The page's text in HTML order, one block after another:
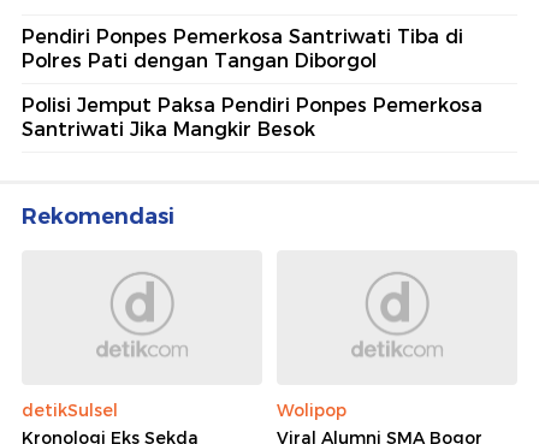
Pendiri Ponpes Pemerkosa Santriwati Tiba di
Polres Pati dengan Tangan Diborgol
Polisi Jemput Paksa Pendiri Ponpes Pemerkosa
Santriwati Jika Mangkir Besok
Rekomendasi
detikSulsel
Kronologi Eks Sekda
Wolipop
Viral Alumni SMA Bogor